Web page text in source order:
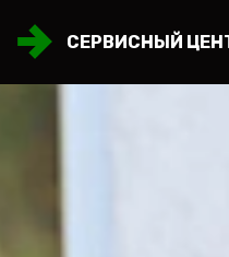
СЕРВИСНЫЙ